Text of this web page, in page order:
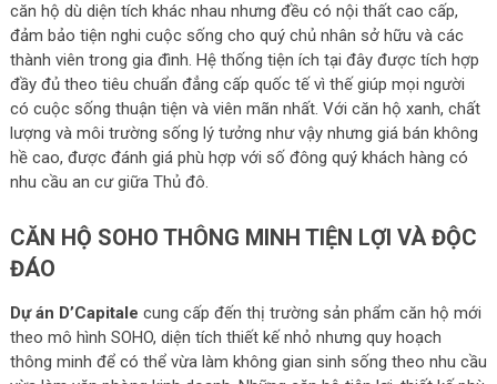
căn hộ dù diện tích khác nhau nhưng đều có nội thất cao cấp,
đảm bảo tiện nghi cuộc sống cho quý chủ nhân sở hữu và các
thành viên trong gia đình. Hệ thống tiện ích tại đây được tích hợp
đầy đủ theo tiêu chuẩn đẳng cấp quốc tế vì thế giúp mọi người
có cuộc sống thuận tiện và viên mãn nhất. Với căn hộ xanh, chất
lượng và môi trường sống lý tưởng như vậy nhưng giá bán không
hề cao, được đánh giá phù hợp với số đông quý khách hàng có
nhu cầu an cư giữa Thủ đô.
CĂN HỘ SOHO THÔNG MINH TIỆN LỢI VÀ ĐỘC
ĐÁO
Dự án D’Capitale cung cấp đến thị trường sản phẩm căn hộ mới
theo mô hình SOHO, diện tích thiết kế nhỏ nhưng quy hoạch
thông minh để có thể vừa làm không gian sinh sống theo nhu cầu